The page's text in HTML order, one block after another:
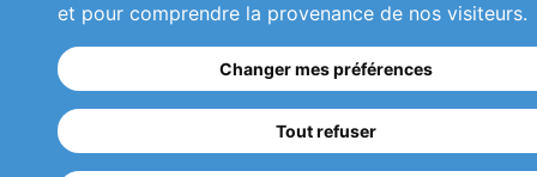
et pour comprendre la provenance de nos visiteurs.
Changer mes préférences
Tout refuser
Nous contacter
Copyright 2026 © Cefira
Réalisationckc-net.com